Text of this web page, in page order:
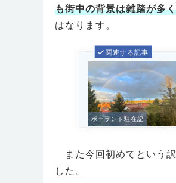
も街中の背景は雑踏が多
はなります。
ポーランド駐在記
関連する記事
また今回初めてという
した。